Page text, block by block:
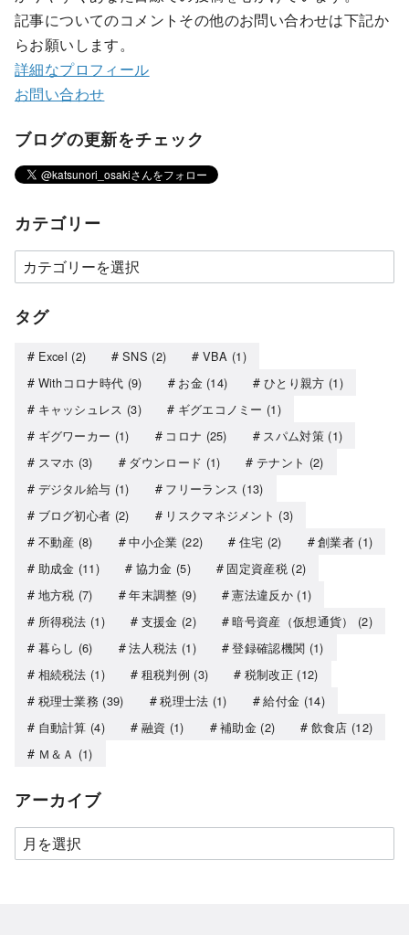
記事についてのコメントその他のお問い合わせは下記か
らお願いします。
詳細なプロフィール
お問い合わせ
ブログの更新をチェック
カテゴリー
タグ
Excel (2) SNS (2) VBA (1)
Withコロナ時代 (9) お金(14) ひとり親方 (1)
キャッシュレス (3) ギグエコノミー (1)
ギグワーカー (1) コロナ (25) スパム対策(1)
スマホ (3) ダウンロード (1) テナント (2)
デジタル給与 (1) フリーランス (13)
ブログ初心者 (2) リスクマネジメント (3)
不動産 (8) 中小企業 (22) 住宅 (2) 創業者 (1)
助成金 (11) 協力金 (5) 固定資産税(2)
地方税 (7) 年末調整 (9) 憲法違反か(1)
所得税法 (1) 支援金 (2) 暗号資産（仮想通貨）
(2)
暮らし (6) 法人税法 (1) 登録確認機関 (1)
相続税法 (1) 租税判例 (3) 税制改正 (12)
税理士業務 (39) 税理士法 (1) 給付金 (14)
自動計算 (4) 融資 (1) 補助金 (2) 飲食店 (12)
Ｍ＆Ａ (1)
アーカイブ